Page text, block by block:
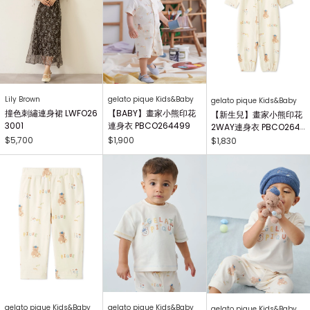
Lily Brown
撞色刺繡連身裙 LWFO26
3001
$5,700
gelato pique Kids&Baby
【BABY】畫家小熊印花
連身衣 PBCO264499
$1,900
gelato pique Kids&Baby
【新生兒】畫家小熊印花
2WAY連身衣 PBCO264
738
$1,830
gelato pique Kids&Baby gelato pique Kids&Baby